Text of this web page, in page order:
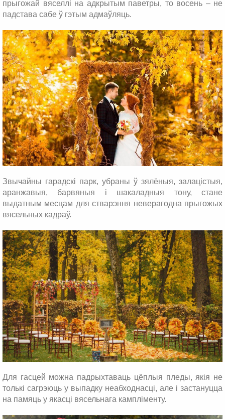
прыгожай вяселлі на адкрытым паветры, то восень – не
падстава сабе ў гэтым адмаўляць.
Звычайны гарадскі парк, убраны ў зялёныя, залацістыя,
аранжавыя, барвяныя і шакаладныя тону, стане
выдатным месцам для стварэння неверагодна прыгожых
вясельных кадраў.
Для гасцей можна падрыхтаваць цёплыя пледы, якія не
толькі сагрэюць у выпадку неабходнасці, але і застануцца
на памяць у якасці вясельнага кампліменту.